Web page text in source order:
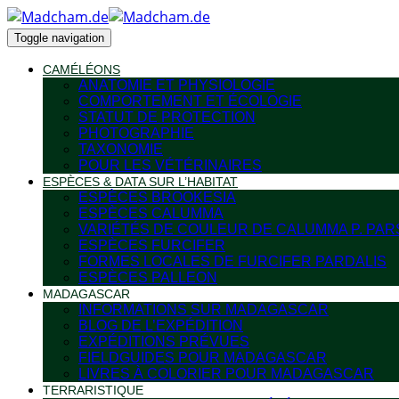
Toggle navigation
CAMÉLÉONS
ANATOMIE ET PHYSIOLOGIE
COMPORTEMENT ET ÉCOLOGIE
STATUT DE PROTECTION
PHOTOGRAPHIE
TAXONOMIE
POUR LES VÉTÉRINAIRES
ESPÈCES & DATA SUR L’HABITAT
ESPÈCES BROOKESIA
ESPÈCES CALUMMA
VARIÉTÉS DE COULEUR DE CALUMMA P.
ESPÈCES FURCIFER
FORMES LOCALES DE FURCIFER PARDALIS
ESPÈCES PALLEON
MADAGASCAR
INFORMATIONS SUR MADAGASCAR
BLOG DE L’EXPÉDITION
EXPÉDITIONS PRÉVUES
FIELDGUIDES POUR MADAGASCAR
LIVRES À COLORIER POUR MADAGASCAR
TERRARISTIQUE